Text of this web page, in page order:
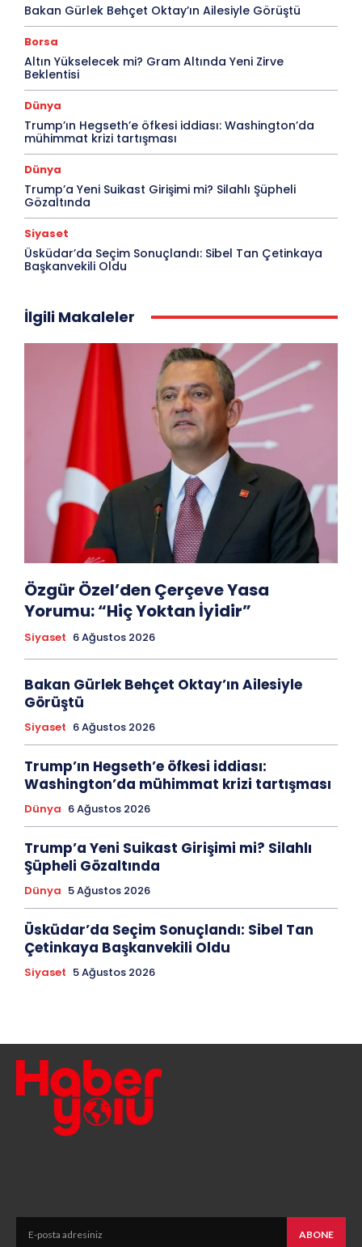
Bakan Gürlek Behçet Oktay’ın Ailesiyle Görüştü
Borsa
Altın Yükselecek mi? Gram Altında Yeni Zirve
Beklentisi
Dünya
Trump’ın Hegseth’e öfkesi iddiası: Washington’da
mühimmat krizi tartışması
Dünya
Trump’a Yeni Suikast Girişimi mi? Silahlı Şüpheli
Gözaltında
Siyaset
Üsküdar’da Seçim Sonuçlandı: Sibel Tan Çetinkaya
Başkanvekili Oldu
İlgili Makaleler
Özgür Özel’den Çerçeve Yasa
Yorumu: “Hiç Yoktan İyidir”
Siyaset 6 Ağustos 2026
Bakan Gürlek Behçet Oktay’ın Ailesiyle
Görüştü
Siyaset 6 Ağustos 2026
Trump’ın Hegseth’e öfkesi iddiası:
Washington’da mühimmat krizi tartışması
Dünya 6 Ağustos 2026
Trump’a Yeni Suikast Girişimi mi? Silahlı
Şüpheli Gözaltında
Dünya 5 Ağustos 2026
Üsküdar’da Seçim Sonuçlandı: Sibel Tan
Çetinkaya Başkanvekili Oldu
Siyaset 5 Ağustos 2026
ABONE